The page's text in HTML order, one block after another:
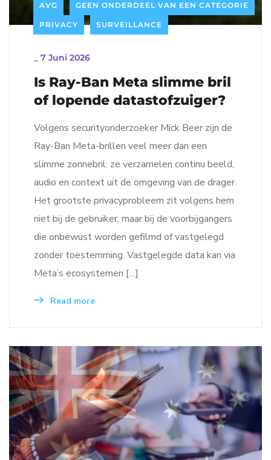
AVG GEEN ONDERDEEL VAN EEN CATEGORIE
PRIVACY SURVEILLANCE
7 Juni 2026
Is Ray-Ban Meta slimme bril
of lopende datastofzuiger?
Volgens securityonderzoeker Mick Beer zijn de
Ray-Ban Meta-brillen veel meer dan een
slimme zonnebril: ze verzamelen continu beeld,
audio en context uit de omgeving van de drager.
Het grootste privacyprobleem zit volgens hem
niet bij de gebruiker, maar bij de voorbijgangers
die onbewust worden gefilmd of vastgelegd
zonder toestemming. Vastgelegde data kan via
Meta’s ecosystemen […]
Read more